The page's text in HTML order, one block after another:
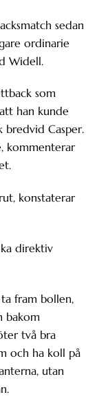
sedan
ordinarie
Widell.
som
han kunde
bredvid Casper.
kommenterar
konstaterar
direktiv
fram bollen,
bakom
två bra
och ha koll på
utan